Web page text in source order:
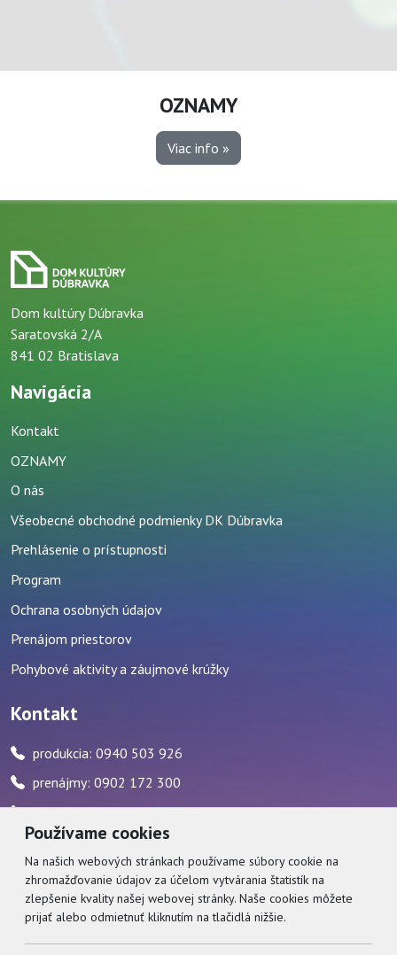
OZNAMY
Viac info »
Používame cookies
Na našich webových stránkach používame súbory cookie na
zhromažďovanie údajov za účelom vytvárania štatistík na
zlepšenie kvality našej webovej stránky. Naše cookies môžete
prijať alebo odmietnuť kliknutím na tlačidlá nižšie.
Dom kultúry Dúbravka
Saratovská 2/A
841 02 Bratislava
Navigácia
Kontakt
OZNAMY
O nás
Všeobecné obchodné podmienky DK Dúbravka
Prehlásenie o prístupnosti
Program
Ochrana osobných údajov
Prenájom priestorov
Pohybové aktivity a záujmové krúžky
Kontakt
produkcia: 0940 503 926
prenájmy: 0902 172 300
pokladňa: 0917 482 595 / počas stránkových hodín
zvukár: 0911 227 437
Social
Facebook